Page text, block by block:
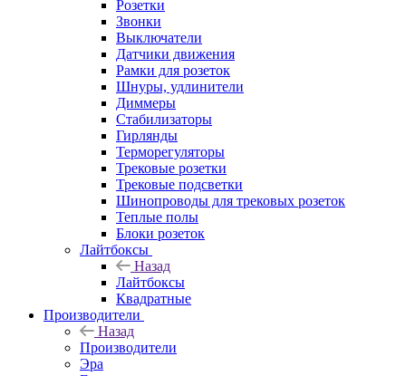
Розетки
Звонки
Выключатели
Датчики движения
Рамки для розеток
Шнуры, удлинители
Диммеры
Стабилизаторы
Гирлянды
Терморегуляторы
Трековые розетки
Трековые подсветки
Шинопроводы для трековых розеток
Теплые полы
Блоки розеток
Лайтбоксы
Назад
Лайтбоксы
Квадратные
Производители
Назад
Производители
Эра